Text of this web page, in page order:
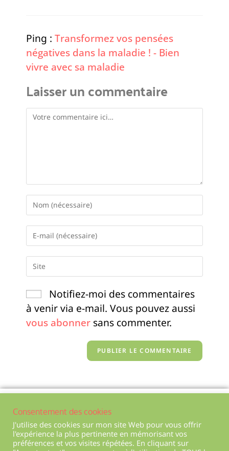
Ping :Transformez vos pensées
négatives dans la maladie ! - Bien
vivre avec sa maladie
Laisser un commentaire
Notifiez-moi des commentaires
à venir via e-mail. Vous pouvez aussi
vous abonner sans commenter.
Mentions légales
Conditions générales de ventes
Consentement des cookies
J'utilise des cookies sur mon site Web pour vous offrir
l'expérience la plus pertinente en mémorisant vos
préférences et vos visites répétées. En cliquant sur